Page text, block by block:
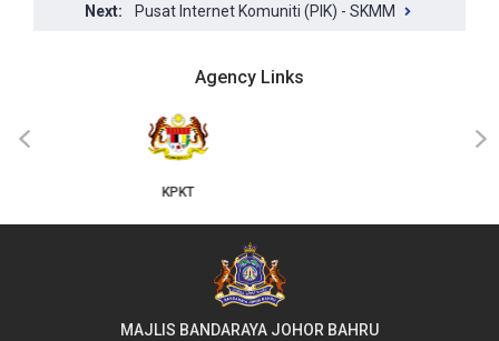
Pusat Internet Komuniti (PIK) - SKMM
Agency Links
‹ ›
MAJLIS BANDARAYA JOHOR BAHRU